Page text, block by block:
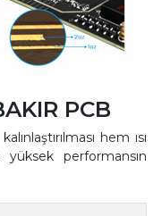
PCB
hem ısı
yüksek performansın